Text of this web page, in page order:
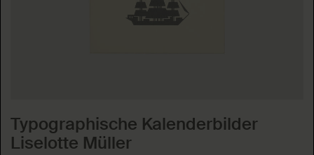
Typographische Kalenderbilder
Liselotte Müller